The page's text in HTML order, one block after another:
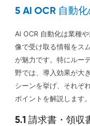
5 AI OCR 自動
AI OCR 自動化は業種
像で受け取る情報をス
が魅力です。特にルー
野では、導入効果が大
シーンを挙げ、それぞ
ポイントを解説します。
5.1 請求書・領収